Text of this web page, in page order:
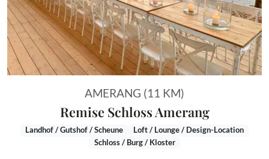
AMERANG (11 KM)
Remise Schloss Amerang
Landhof / Gutshof / Scheune
Loft / Lounge / Design-Location
Schloss / Burg / Kloster